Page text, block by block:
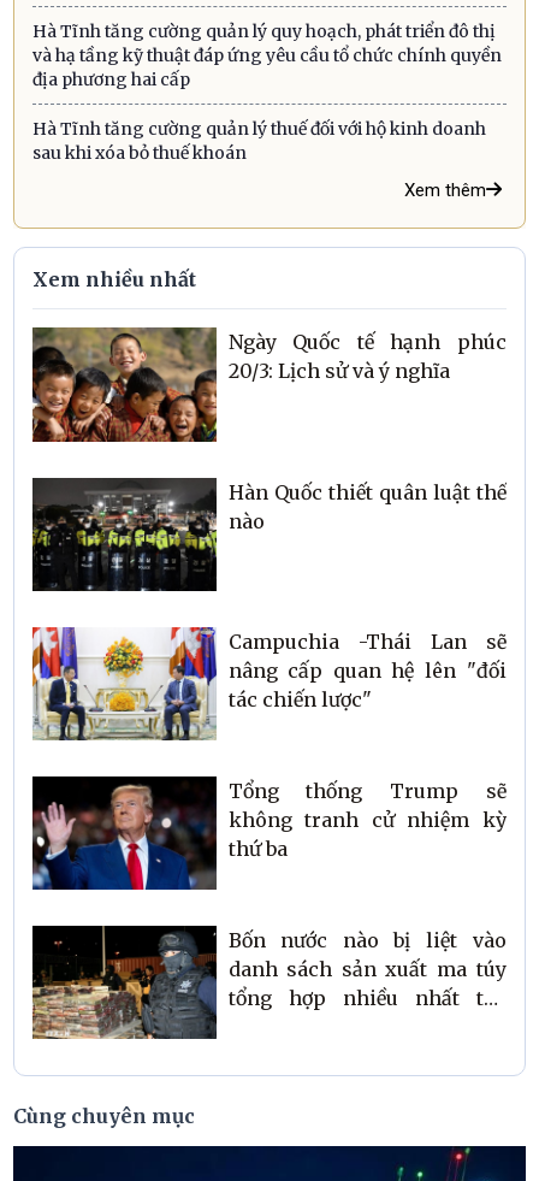
Hà Tĩnh tăng cường quản lý quy hoạch, phát triển đô thị
và hạ tầng kỹ thuật đáp ứng yêu cầu tổ chức chính quyền
địa phương hai cấp
Hà Tĩnh tăng cường quản lý thuế đối với hộ kinh doanh
sau khi xóa bỏ thuế khoán
Xem thêm
Xem nhiều nhất
Ngày Quốc tế hạnh phúc
20/3: Lịch sử và ý nghĩa
Hàn Quốc thiết quân luật thế
nào
Campuchia -Thái Lan sẽ
nâng cấp quan hệ lên "đối
tác chiến lược"
Tổng thống Trump sẽ
không tranh cử nhiệm kỳ
thứ ba
Bốn nước nào bị liệt vào
danh sách sản xuất ma túy
tổng hợp nhiều nhất thế
Cùng chuyên mục